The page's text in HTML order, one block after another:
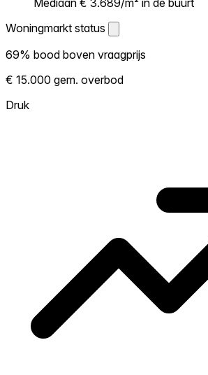
Woningmarkt status
Woningmarkt status
Laat zien hoe competitief de markt hier is.
Hoe meer woningen boven vraagprijs
verkopen, hoe heter. Heet? Verwacht
69% bood boven vraagprijs
€ 15.000 gem. overbod
Druk